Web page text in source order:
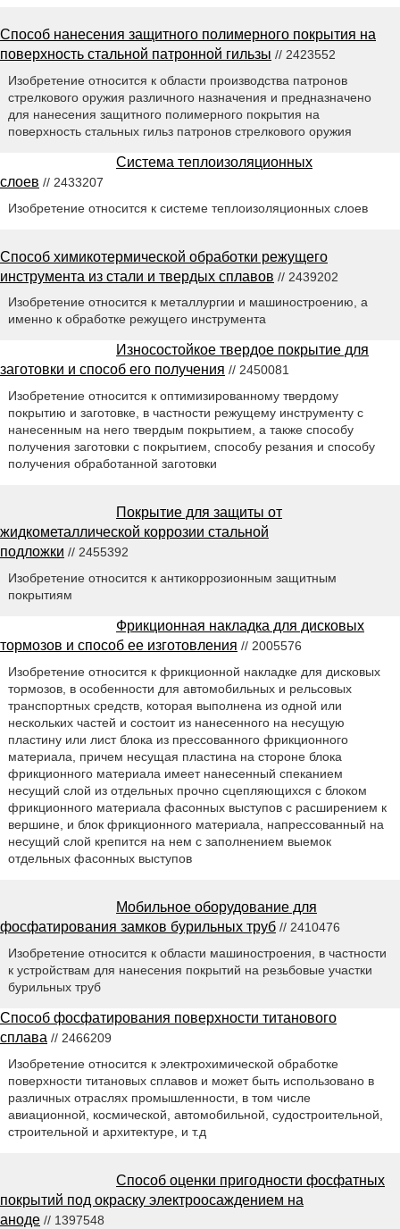
Способ нанесения защитного полимерного покрытия на
поверхность стальной патронной гильзы // 2423552
Изобретение относится к области производства патронов
стрелкового оружия различного назначения и предназначено
для нанесения защитного полимерного покрытия на
поверхность стальных гильз патронов стрелкового оружия
Система теплоизоляционных
слоев // 2433207
Изобретение относится к системе теплоизоляционных слоев
Способ химикотермической обработки режущего
инструмента из стали и твердых сплавов // 2439202
Изобретение относится к металлургии и машиностроению, а
именно к обработке режущего инструмента
Износостойкое твердое покрытие для
заготовки и способ его получения // 2450081
Изобретение относится к оптимизированному твердому
покрытию и заготовке, в частности режущему инструменту с
нанесенным на него твердым покрытием, а также способу
получения заготовки с покрытием, способу резания и способу
получения обработанной заготовки
Покрытие для защиты от
жидкометаллической коррозии стальной
подложки // 2455392
Изобретение относится к антикоррозионным защитным
покрытиям
Фрикционная накладка для дисковых
тормозов и способ ее изготовления // 2005576
Изобретение относится к фрикционной накладке для дисковых
тормозов, в особенности для автомобильных и рельсовых
транспортных средств, которая выполнена из одной или
нескольких частей и состоит из нанесенного на несущую
пластину или лист блока из прессованного фрикционного
материала, причем несущая пластина на стороне блока
фрикционного материала имеет нанесенный спеканием
несущий слой из отдельных прочно сцепляющихся с блоком
фрикционного материала фасонных выступов с расширением к
вершине, и блок фрикционного материала, напрессованный на
несущий слой крепится на нем с заполнением выемок
отдельных фасонных выступов
Мобильное оборудование для
фосфатирования замков бурильных труб // 2410476
Изобретение относится к области машиностроения, в частности
к устройствам для нанесения покрытий на резьбовые участки
бурильных труб
Способ фосфатирования поверхности титанового
сплава // 2466209
Изобретение относится к электрохимической обработке
поверхности титановых сплавов и может быть использовано в
различных отраслях промышленности, в том числе
авиационной, космической, автомобильной, судостроительной,
строительной и архитектуре, и т.д
Способ оценки пригодности фосфатных
покрытий под окраску электроосаждением на
аноде // 1397548